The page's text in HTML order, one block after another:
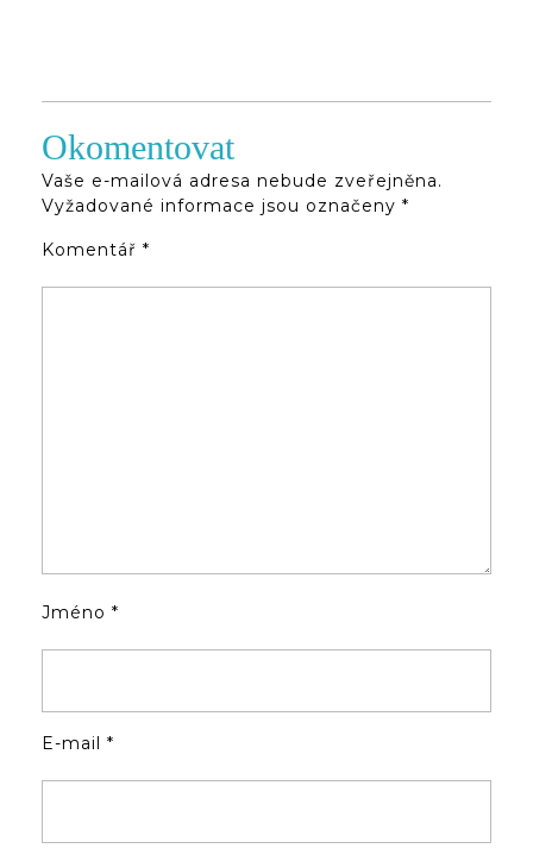
Okomentovat
Vaše e-mailová adresa nebude zveřejněna.
Vyžadované informace jsou označeny *
Komentář *
Jméno *
E-mail *